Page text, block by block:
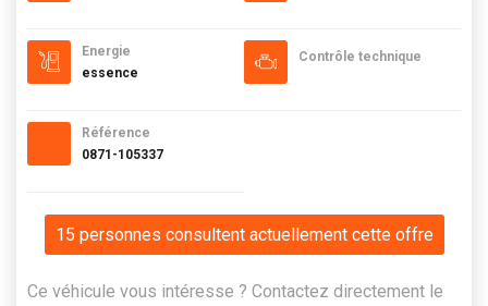
Energie
essence
Référence
0871-105337
Contrôle technique
15 personnes consultent actuellement cette offre
Ce véhicule vous intéresse ? Contactez directement le